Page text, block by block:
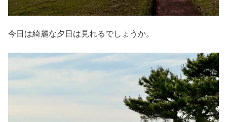
今日は綺麗な夕日は見れるでしょうか。